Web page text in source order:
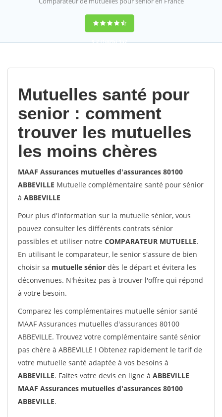
9,2(100%)452
Mutuelles santé pour
senior : comment
trouver les mutuelles
les moins chères
MAAF Assurances mutuelles d'assurances 80100
ABBEVILLE Mutuelle complémentaire santé pour sénior
à ABBEVILLE
Pour plus d'information sur la mutuelle sénior, vous
pouvez consulter les différents contrats sénior
possibles et utiliser notre COMPARATEUR MUTUELLE.
En utilisant le comparateur, le senior s'assure de bien
choisir sa mutuelle sénior dès le départ et évitera les
déconvenues. N'hésitez pas à trouver l'offre qui répond
à votre besoin.
Comparez les complémentaires mutuelle sénior santé
MAAF Assurances mutuelles d'assurances 80100
ABBEVILLE. Trouvez votre complémentaire santé sénior
pas chère à ABBEVILLE ! Obtenez rapidement le tarif de
votre mutuelle santé adaptée à vos besoins à
ABBEVILLE. Faites votre devis en ligne à ABBEVILLE
MAAF Assurances mutuelles d'assurances 80100
ABBEVILLE.